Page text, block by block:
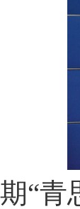
“青